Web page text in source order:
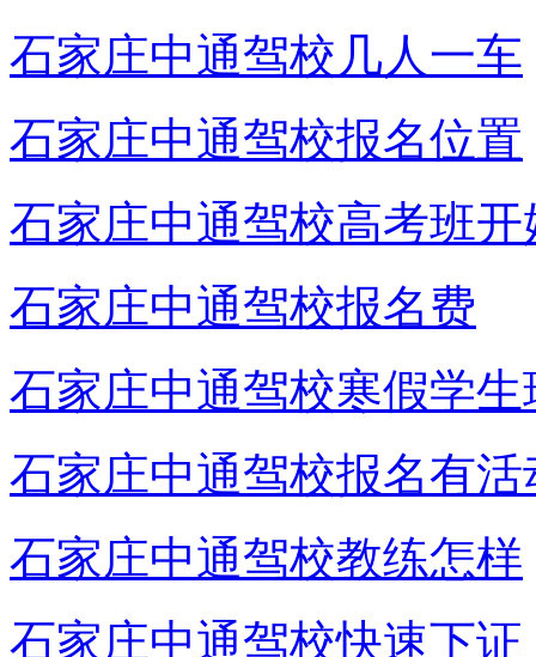
石家庄中通驾校几人一车
石家庄中通驾校报名位置
石家庄中通驾校高考班开
石家庄中通驾校报名费
石家庄中通驾校寒假学生
石家庄中通驾校报名有活
石家庄中通驾校教练怎样
石家庄中通驾校快速下证